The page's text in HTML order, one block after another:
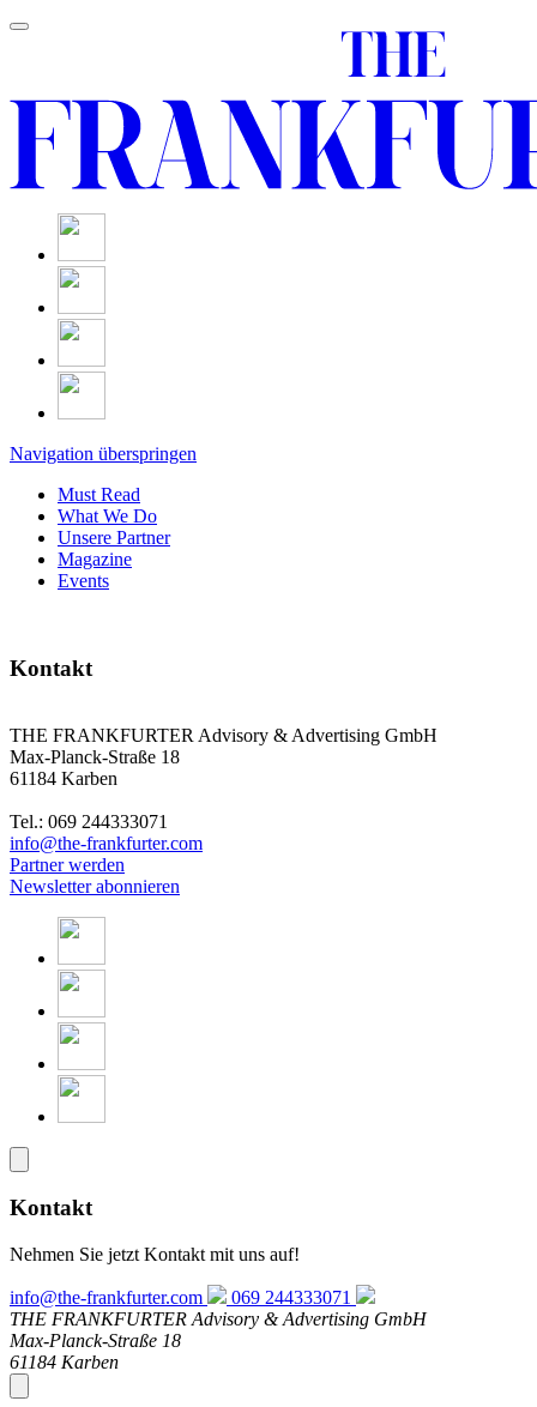
Navigation überspringen
Must Read
What We Do
Unsere Partner
Magazine
Events
Kontakt
THE FRANKFURTER Advisory & Advertising GmbH
Max-Planck-Straße 18
61184 Karben
Tel.: 069 244333071
info@the-frankfurter.com
Partner werden
Newsletter abonnieren
Kontakt
Nehmen Sie jetzt Kontakt mit uns auf!
info@the-frankfurter.com
069 244333071
THE FRANKFURTER Advisory & Advertising GmbH
Max-Planck-Straße 18
61184 Karben